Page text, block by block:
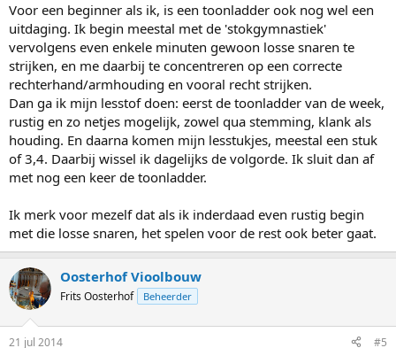
Voor een beginner als ik, is een toonladder ook nog wel een
uitdaging. Ik begin meestal met de 'stokgymnastiek'
vervolgens even enkele minuten gewoon losse snaren te
strijken, en me daarbij te concentreren op een correcte
rechterhand/armhouding en vooral recht strijken.
Dan ga ik mijn lesstof doen: eerst de toonladder van de week,
rustig en zo netjes mogelijk, zowel qua stemming, klank als
houding. En daarna komen mijn lesstukjes, meestal een stuk
of 3,4. Daarbij wissel ik dagelijks de volgorde. Ik sluit dan af
met nog een keer de toonladder.
Ik merk voor mezelf dat als ik inderdaad even rustig begin
met die losse snaren, het spelen voor de rest ook beter gaat.
Oosterhof Vioolbouw
Frits Oosterhof Beheerder
21 jul 2014 #5